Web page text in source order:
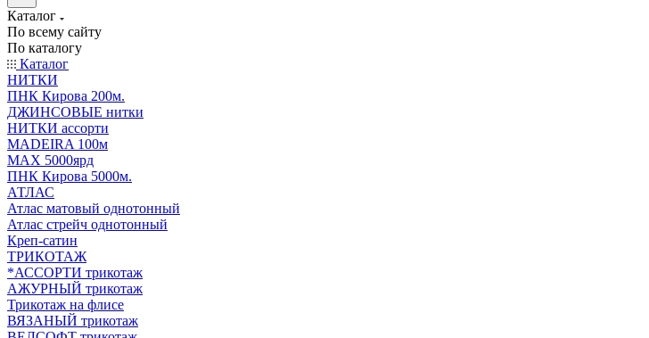
Каталог
По всему сайту
По каталогу
Каталог
НИТКИ
ПНК Кирова 200м.
ДЖИНСОВЫЕ нитки
НИТКИ ассорти
MADEIRA 100м
МАХ 5000ярд
ПНК Кирова 5000м.
АТЛАС
Атлас матовый однотонный
Атлас стрейч однотонный
Креп-сатин
ТРИКОТАЖ
*АССОРТИ трикотаж
АЖУРНЫЙ трикотаж
Трикотаж на флисе
ВЯЗАНЫЙ трикотаж